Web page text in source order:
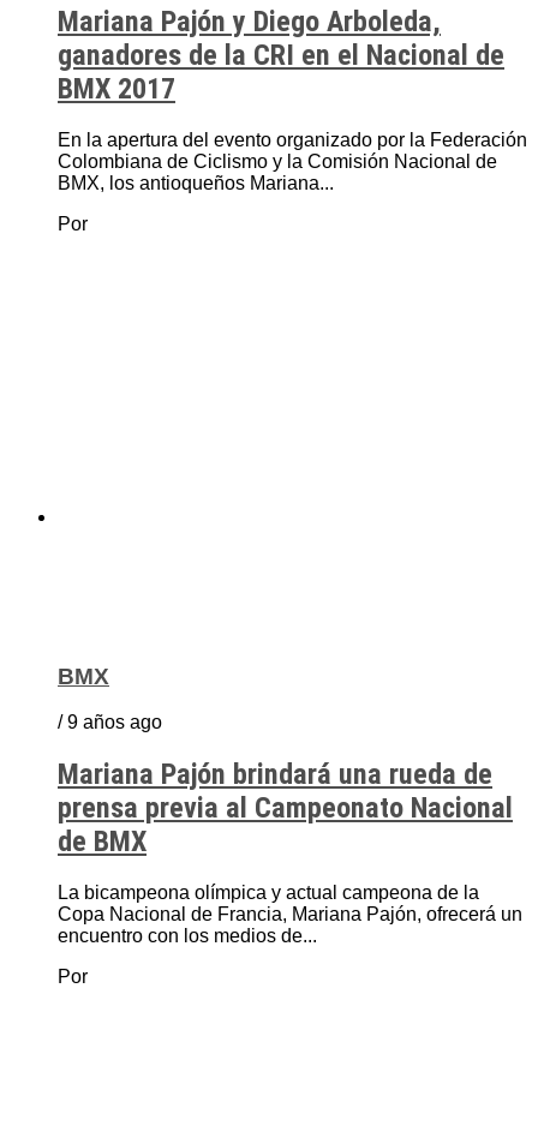
Mariana Pajón y Diego Arboleda,
ganadores de la CRI en el Nacional de
BMX 2017
En la apertura del evento organizado por la Federación
Colombiana de Ciclismo y la Comisión Nacional de
BMX, los antioqueños Mariana...
Por
BMX
/ 9 años ago
Mariana Pajón brindará una rueda de
prensa previa al Campeonato Nacional
de BMX
La bicampeona olímpica y actual campeona de la
Copa Nacional de Francia, Mariana Pajón, ofrecerá un
encuentro con los medios de...
Por